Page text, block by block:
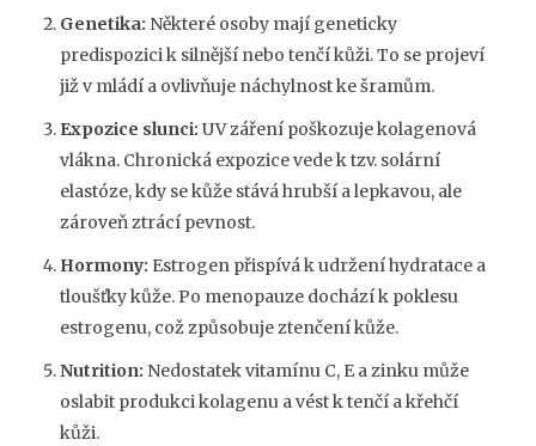
Genetika: Některé osoby mají geneticky
predispozici k silnější nebo tenčí kůži. To se projeví
již v mládí a ovlivňuje náchylnost ke šramům.
Expozice slunci: UV záření poškozuje kolagenová
vlákna. Chronická expozice vede k tzv. solární
elastóze, kdy se kůže stává hrubší a lepkavou, ale
zároveň ztrácí pevnost.
Hormony: Estrogen přispívá k udržení hydratace a
tloušťky kůže. Po menopauze dochází k poklesu
estrogenu, což způsobuje ztenčení kůže.
Nutrition: Nedostatek vitamínu C, E a zinku může
oslabit produkci kolagenu a vést k tenčí a křehčí
kůži.